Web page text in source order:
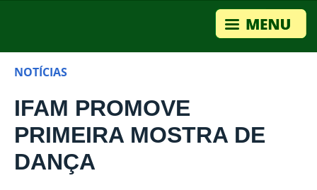
NOTÍCIAS
IFAM PROMOVE
PRIMEIRA MOSTRA DE
DANÇA